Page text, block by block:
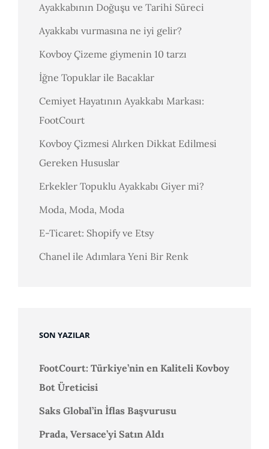
Ayakkabının Doğuşu ve Tarihi Süreci
Ayakkabı vurmasına ne iyi gelir?
Kovboy Çizeme giymenin 10 tarzı
İğne Topuklar ile Bacaklar
Cemiyet Hayatının Ayakkabı Markası:
FootCourt
Kovboy Çizmesi Alırken Dikkat Edilmesi
Gereken Hususlar
Erkekler Topuklu Ayakkabı Giyer mi?
Moda, Moda, Moda
E-Ticaret: Shopify ve Etsy
Chanel ile Adımlara Yeni Bir Renk
SON YAZILAR
FootCourt: Türkiye’nin en Kaliteli Kovboy
Bot Üreticisi
Saks Global’in İflas Başvurusu
Prada, Versace’yi Satın Aldı